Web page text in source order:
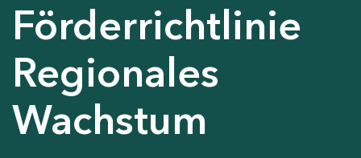
Förderrichtlinie
Regionales
Wachstum